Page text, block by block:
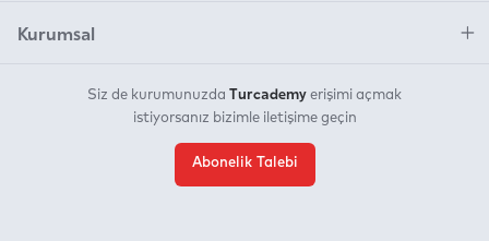
Kurumsal
Siz de kurumunuzda Turcademy erişimi açmak
istiyorsanız bizimle iletişime geçin
Abonelik Talebi